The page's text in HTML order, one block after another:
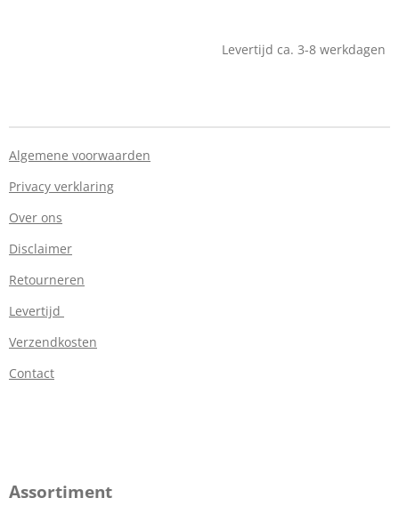
Levertijd ca. 3-8 werkdagen
Algemene voorwaarden
Privacy verklaring
Over ons
Disclaimer
Retourneren
Levertijd
Verzendkosten
Contact
Assortiment